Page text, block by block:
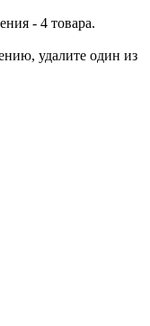
- 4 товара.
удалите один из